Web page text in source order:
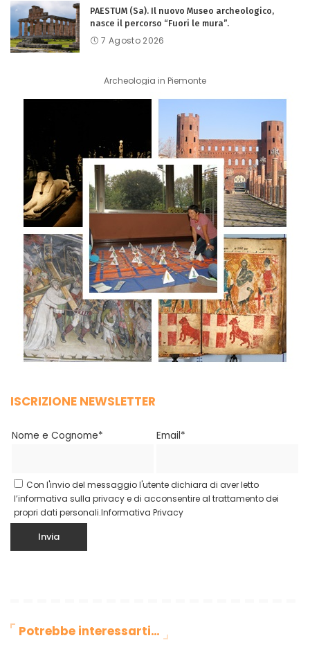
PAESTUM (Sa). Il nuovo Museo archeologico,
nasce il percorso “Fuori le mura”.
7 Agosto 2026
Archeologia in Piemonte
ISCRIZIONE NEWSLETTER
Nome e Cognome* Email*
Con l'invio del messaggio l'utente dichiara di aver letto
l’informativa sulla privacy e di acconsentire al trattamento dei
propri dati personali.Informativa Privacy
Potrebbe interessarti…